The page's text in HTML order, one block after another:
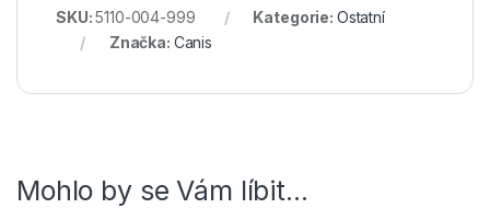
SKU:5110-004-999 Kategorie: Ostatní
Značka: Canis
Mohlo by se Vám líbit…